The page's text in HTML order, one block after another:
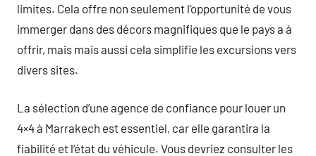
limites. Cela offre non seulement l’opportunité de vous
immerger dans des décors magnifiques que le pays a à
offrir, mais mais aussi cela simplifie les excursions vers
divers sites.
La sélection d’une agence de confiance pour louer un
4×4 à Marrakech est essentiel, car elle garantira la
fiabilité et l’état du véhicule. Vous devriez consulter les